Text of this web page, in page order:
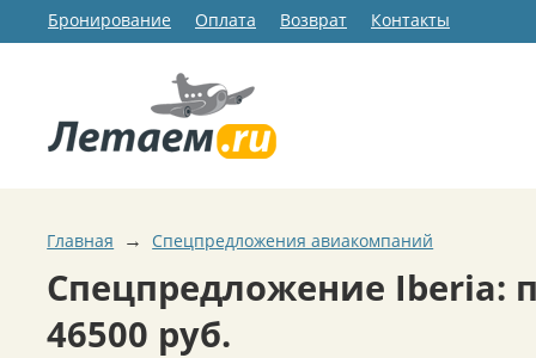
Бронирование Оплата Возврат Контакты
Главная → Спецпредложения авиакомпаний
Спецпредложение Iberia:
46500 руб.